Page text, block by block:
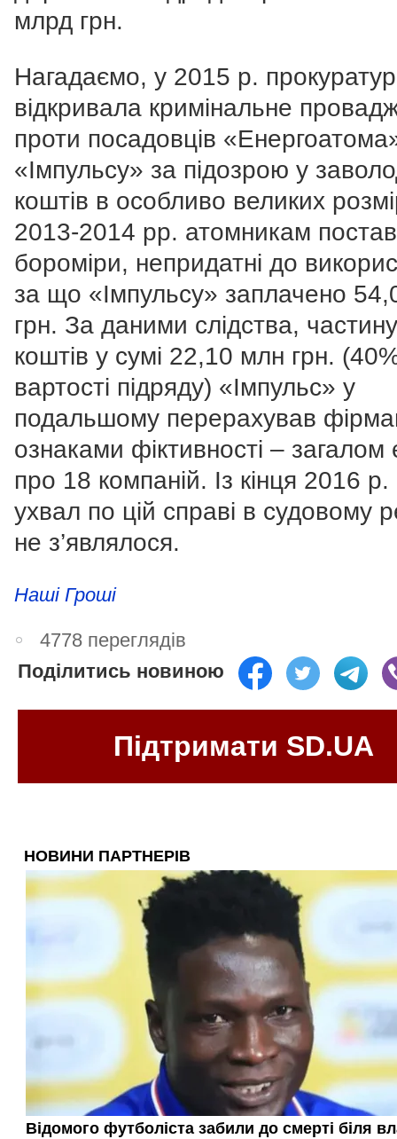
млрд грн.
Нагадаємо, у 2015 р.
відкривала кримінальне
проти посадовців
«Імпульсу» за підозрою у
коштів в особливо великих
2013-2014 рр. атомникам
бороміри, непридатні до
за що «Імпульсу» заплачено
грн. За даними слідства,
коштів у сумі 22,10 млн грн.
вартості підряду) «Імпульс» у
подальшому перерахував
ознаками фіктивності – загалом
про 18 компаній. Із кінця 2016
ухвал по цій справі в судовому
не з’являлося.
Наші Гроші
4778 переглядів
Поділитись новиною
Підтримати SD.UA